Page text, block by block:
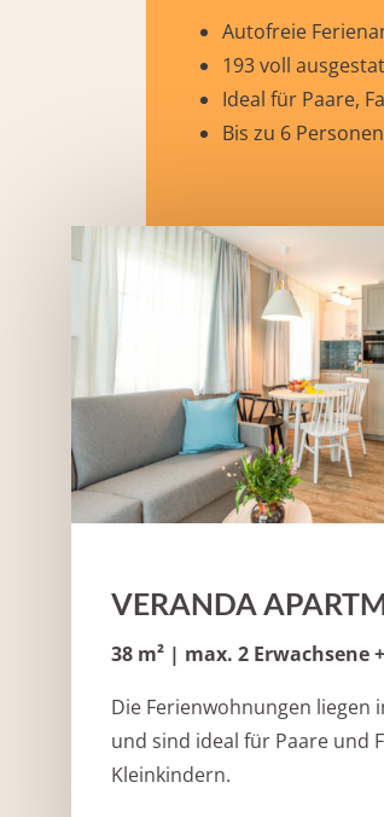
Autofreie
193 voll
Ideal für Paare,
Bis zu 6
VERANDA
38 m² | max. 2 Erwachsene
Die Ferienwohnungen liegen
und sind ideal für Paare und
Kleinkindern.